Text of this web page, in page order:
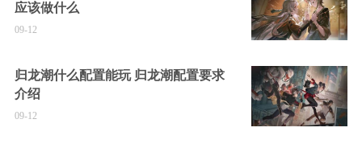
应该做什么
09-12
归龙潮什么配置能玩 归龙潮配置要求
介绍
09-12